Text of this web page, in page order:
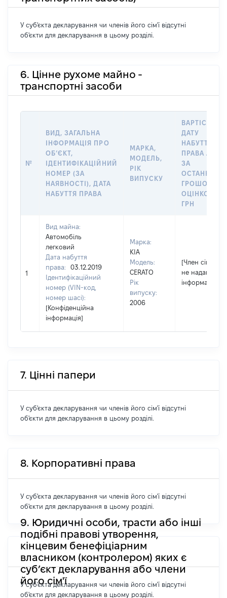
У суб'єкта декларування чи членів його сім'ї відсутні
об'єкти для декларування в цьому розділі.
6. Цінне рухоме майно -
транспортні засоби
№
ВИД, ЗАГАЛЬНА
ІНФОРМАЦІЯ ПРО
ОБʼЄКТ,
ІДЕНТИФІКАЦІЙНИЙ
НОМЕР (ЗА
НАЯВНОСТІ), ДАТА
НАБУТТЯ ПРАВА
МАРКА,
МОДЕЛЬ,
РІК
ВИПУСКУ
ВАРТІСТЬ НА
ДАТУ
НАБУТТЯ
ПРАВА АБО
ЗА
ГРОШОВОЮ
ОЦІНКОЮ,
ГРН
1
Вид майна:
Автомобіль
легковий
Дата набуття
права:
03.12.2019
Ідентифікаційний
номер (VIN-код,
номер шасі):
[Конфіденційна
інформація]
Марка:
KIA
Модель:
CERATO
Рік
випуску:
2006
[Член сім'ї
не надав
інформацію]
7. Цінні папери
У суб'єкта декларування чи членів його сім'ї відсутні
об'єкти для декларування в цьому розділі.
8. Корпоративні права
У суб'єкта декларування чи членів його сім'ї відсутні
об'єкти для декларування в цьому розділі.
9. Юридичні особи, трасти або інші
подібні правові утворення,
кінцевим бенефіціарним
власником (контролером) яких є
суб’єкт декларування або члени
його сім'ї
У суб'єкта декларування чи членів його сім'ї відсутні
об'єкти для декларування в цьому розділі.